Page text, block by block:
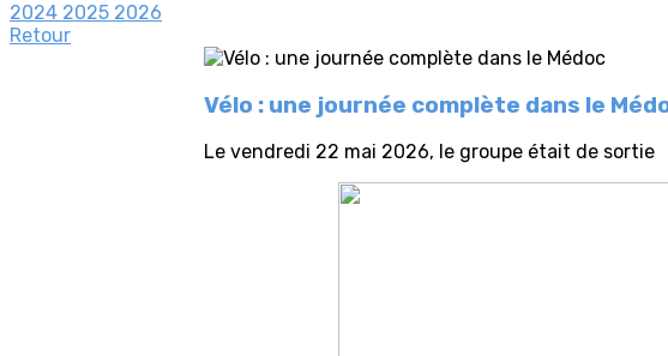
2024 2025 2026
Retour
Vélo : une journée complète dans le
Le vendredi 22 mai 2026, le groupe était de sortie